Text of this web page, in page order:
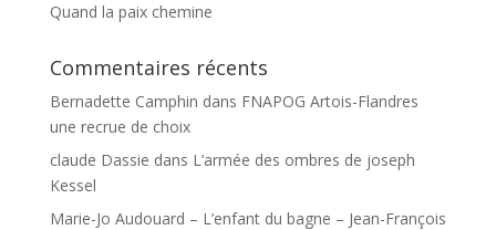
Quand la paix chemine
Commentaires récents
Bernadette Camphin dans FNAPOG Artois-Flandres
une recrue de choix
claude Dassie dans L’armée des ombres de joseph
Kessel
Marie-Jo Audouard – L’enfant du bagne – Jean-François